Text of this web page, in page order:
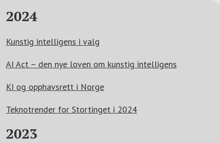
2024
Kunstig intelligens i valg
AI Act – den nye loven om kunstig intelligens
KI og opphavsrett i Norge
Teknotrender for Stortinget i 2024
2023